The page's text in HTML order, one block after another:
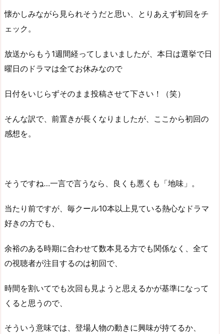
懐かしみながら見られそうだと思い、とりあえず初回をチ
ェック。
放送からもう1週間経ってしまいましたが、本日は選挙で日
曜日のドラマは全てお休みなので
日付をいじらずそのまま投稿させて下さい！（笑）
そんな訳で、前置きが長くなりましたが、ここから初回の
感想を。
そうですね…一言で言うなら、良くも悪くも「地味」。
当たり前ですが、毎クール10本以上見ている熱心なドラマ
好きの方でも、
余裕のある時期に合わせて数本見る方でも関係なく、全て
の視聴者が注目するのは初回で、
時間を割いてでも次回も見ようと思えるかが基準になって
くると思うので、
そういう意味では、登場人物の動きに興味が持てるか、